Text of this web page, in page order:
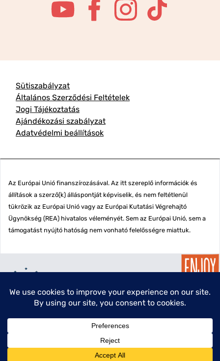
menu
Sütiszabályzat
Általános Szerződési Feltételek
Jogi Tájékoztatás
Ajándékozási szabályzat
Adatvédelmi beállítások
Az Európai Unió finanszírozásával. Az itt szereplő információk és
állítások a szerző(k) álláspontját képviselik, és nem feltétlenül
tükrözik az Európai Unió vagy az Európai Kutatási Végrehajtó
Ügynökség (REA) hivatalos véleményét. Sem az Európai Unió, sem a
támogatást nyújtó hatóság nem vonható felelősségre miattuk.